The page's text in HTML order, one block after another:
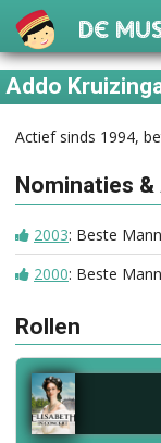
De
Addo
Actief sinds 1994,
Nominaties &
2003: Beste
2000: Beste
Rollen